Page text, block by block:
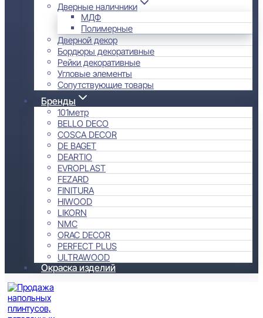
Дверные наличники
МДФ
Полимерные
Дверной декор
Бордюры декоративные
Рейки декоративные
Угловые элементы
Сопутствующие товары
Бренды
101метр
BELLO DECO
COSCA DECOR
DE BAGET
DEARTIO
EVROPLAST
FEZARD
FINITURA
HIWOOD
LIKORN
NMC
ORAC DECOR
PERFECT PLUS
ULTRAWOOD
Окраска изделий